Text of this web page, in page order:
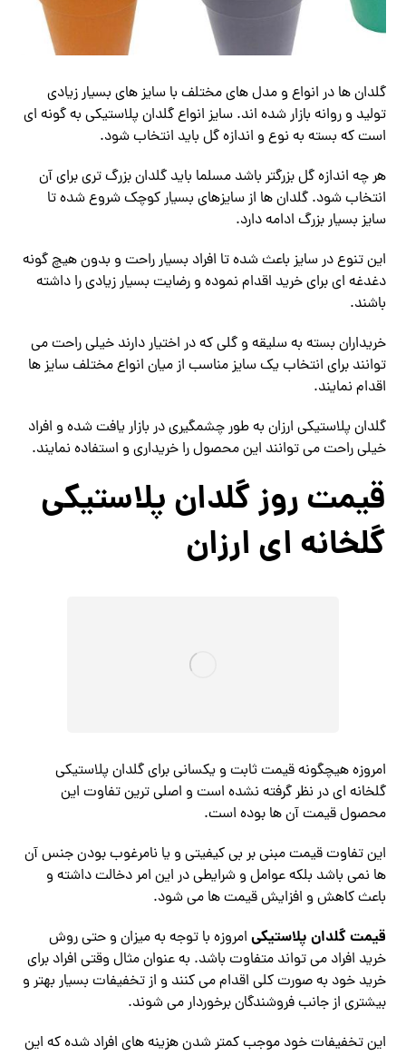
گلدان ها در انواع و مدل های مختلف با سایز های بسیار زیادی
تولید و روانه بازار شده اند. سایز انواع گلدان پلاستیکی به گونه ای
است که بسته به نوع و اندازه گل باید انتخاب شود.
هر چه اندازه گل بزرگتر باشد مسلما باید گلدان بزرگ تری برای آن
انتخاب شود. گلدان ها از سایزهای بسیار کوچک شروع شده تا
سایز بسیار بزرگ ادامه دارد.
این تنوع در سایز باعث شده تا افراد بسیار راحت و بدون هیچ گونه
دغدغه ای برای خرید اقدام نموده و رضایت بسیار زیادی را داشته
باشند.
خریداران بسته به سلیقه و گلی که در اختیار دارند خیلی راحت می
توانند برای انتخاب یک سایز مناسب از میان انواع مختلف سایز ها
اقدام نمایند.
گلدان پلاستیکی ارزان به طور چشمگیری در بازار یافت شده و افراد
خیلی راحت می توانند این محصول را خریداری و استفاده نمایند.
قیمت روز گلدان پلاستیکی
گلخانه ای ارزان
امروزه هیچگونه قیمت ثابت و یکسانی برای گلدان پلاستیکی
گلخانه ای در نظر گرفته نشده است و اصلی ترین تفاوت این
محصول قیمت آن ها بوده است.
این تفاوت قیمت مبنی بر بی کیفیتی و یا نامرغوب بودن جنس آن
ها نمی باشد بلکه عوامل و شرایطی در این امر دخالت داشته و
باعث کاهش و افزایش قیمت ها می شود.
قیمت گلدان پلاستیکی امروزه با توجه به میزان و حتی روش
خرید افراد می تواند متفاوت باشد. به عنوان مثال وقتی افراد برای
خرید خود به صورت کلی اقدام می کنند و از تخفیفات بسیار بهتر و
بیشتری از جانب فروشندگان برخوردار می شوند.
این تخفیفات خود موجب کمتر شدن هزینه های افراد شده که این